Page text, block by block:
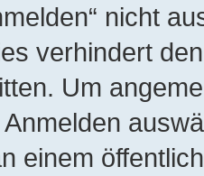
nicht
verhindert
Um
einem